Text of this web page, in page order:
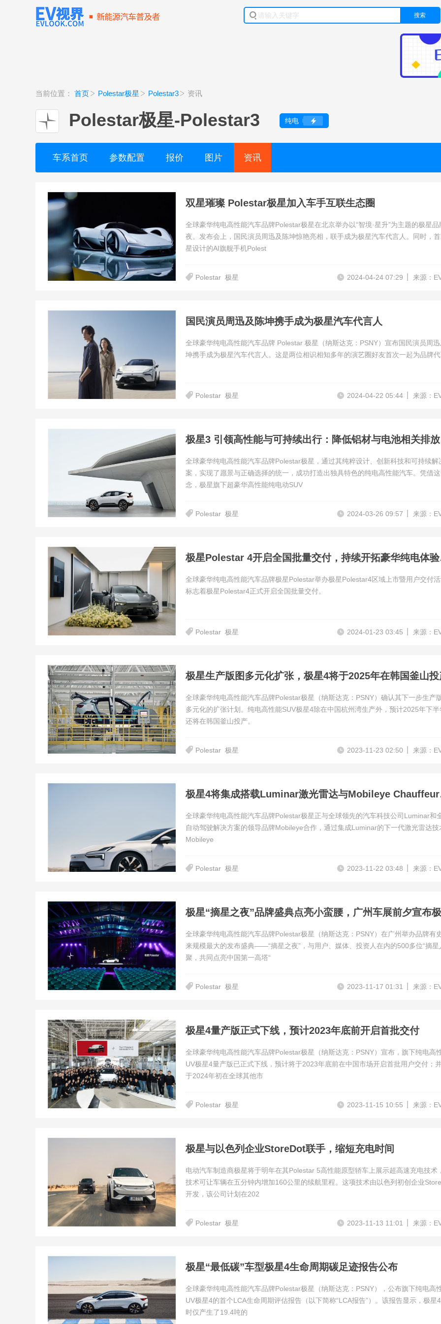
搜索
当前位置： 首页 Polestar极星 Polestar3 资讯
Polestar极星-Polestar3 纯电
车系首页 参数配置 报价 图片 资讯
双星璀璨 Polestar极星加入车手互联生态圈
全球豪华纯电高性能汽车品牌Polestar极星在北京举办以“智境·星升”为主题的极星品
夜。发布会上，国民演员周迅及陈坤惊艳亮相，联手成为极星汽车代言人。同时，
星设计的AI旗舰手机Polest
Polestar 极星 来源：
2024-04-24 07:29
国民演员周迅及陈坤携手成为极星汽车代言人
全球豪华纯电高性能汽车品牌 Polestar 极星（纳斯达克：PSNY）宣布国民演员周迅
坤携手成为极星汽车代言人。这是两位相识相知多年的演艺圈好友首次一起为品牌代
Polestar 极星 来源：
2024-04-22 05:44
全球豪华纯电高性能汽车品牌Polestar极星，通过其纯粹设计、创新科技和可持续解
案，实现了愿景与正确选择的统一，成功打造出独具特色的纯电高性能汽车。凭借
念，极星旗下超豪华高性能纯电动SUV
Polestar 极星 来源：
2024-03-26 09:57
极星
全球豪华纯电高性能汽车品牌极星Polestar举办极星Polestar4区域上市暨用户交付活
标志着极星Polestar4正式开启全国批量交付。
Polestar 极星 来源：
2024-01-23 03:45
极星生产版图多元化扩张，极星4将于2025年在韩国釜山投
全球豪华纯电高性能汽车品牌Polestar极星（纳斯达克：PSNY）确认其下一步生产
多元化的扩张计划。纯电高性能SUV极星4除在中国杭州湾生产外，预计2025年下半
还将在韩国釜山投产。
Polestar 极星 来源：
2023-11-23 02:50
极
全球豪华纯电高性能汽车品牌Polestar极星正与全球领先的汽车科技公司Luminar和
自动驾驶解决方案的领导品牌Mobileye合作，通过集成Luminar的下一代激光雷达技
Mobileye
Polestar 极星 来源：
2023-11-22 03:48
全球豪华纯电高性能汽车品牌Polestar极星（纳斯达克：PSNY）在广州举办品牌有
来规模最大的发布盛典——“摘星之夜”，与用户、媒体、投资人在内的500多位“摘星
聚，共同点亮中国第一高塔“
Polestar 极星 来源：
2023-11-17 01:31
极星4量产版正式下线，预计2023年底前开启首批交付
全球豪华纯电高性能汽车品牌Polestar极星（纳斯达克：PSNY）宣布，旗下纯电高
UV极星4量产版已正式下线，预计将于2023年底前在中国市场开启首批用户交付；
于2024年初在全球其他市
Polestar 极星 来源：
2023-11-15 10:55
极星与以色列企业StoreDot联手，缩短充电时间
电动汽车制造商极星将于明年在其Polestar 5高性能原型轿车上展示超高速充电技术
技术可让车辆在五分钟内增加160公里的续航里程。这项技术由以色列初创企业
开发，该公司计划在202
Polestar 极星 来源：
2023-11-13 11:01
极星“最低碳”车型极星4生命周期碳足迹报告公布
全球豪华纯电高性能汽车品牌Polestar极星（纳斯达克：PSNY），公布旗下纯电高
UV极星4的首个LCA生命周期评估报告（以下简称“LCA报告”）。该报告显示，极星
时仅产生了19.4吨的